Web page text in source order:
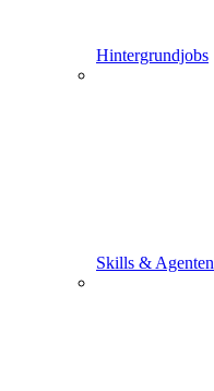
Hintergrundjobs
Skills & Agenten